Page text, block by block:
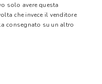
solo avere questa
che invece il venditore
consegnato su un altro